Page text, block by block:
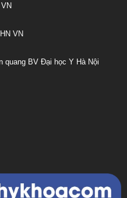
VN
quang BV Đại học Y Hà Nội